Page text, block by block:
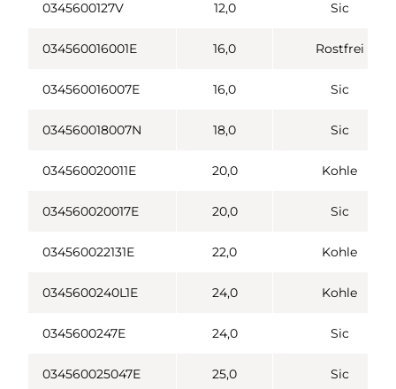
0345600127V 12,0 Sic
034560016001E 16,0 Rostfrei
034560016007E 16,0 Sic
034560018007N 18,0 Sic
034560020011E 20,0 Kohle
034560020017E 20,0 Sic
034560022131E 22,0 Kohle
0345600240L1E 24,0 Kohle
0345600247E 24,0 Sic
034560025047E 25,0 Sic